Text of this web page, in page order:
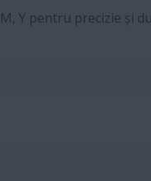
M, Y pentru precizie și